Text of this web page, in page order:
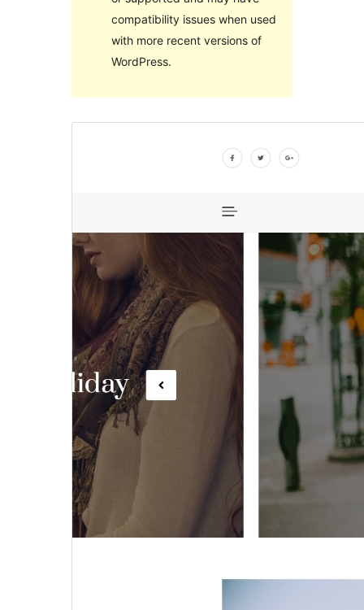
compatibility issues when used
with more recent versions of
WordPress.